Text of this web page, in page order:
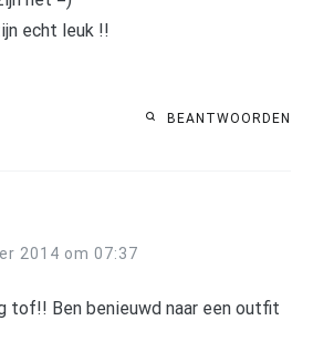
echt leuk !!
BEANTWOORDEN
2014 om 07:37
tof!! Ben benieuwd naar een outfit